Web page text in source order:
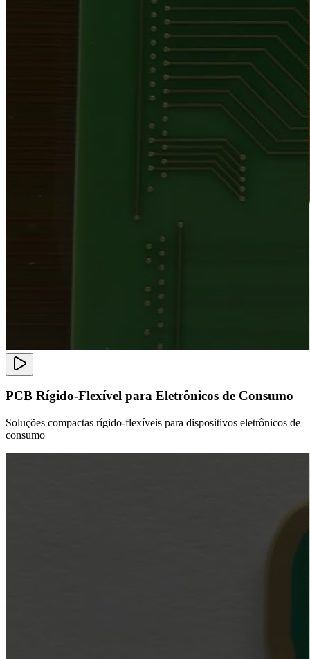
PCB Rígido-Flexível para Eletrônicos de Consumo
Soluções compactas rígido-flexíveis para dispositivos eletrônicos de
consumo